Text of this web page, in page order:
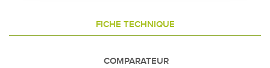
FICHE TECHNIQUE
COMPARATEUR